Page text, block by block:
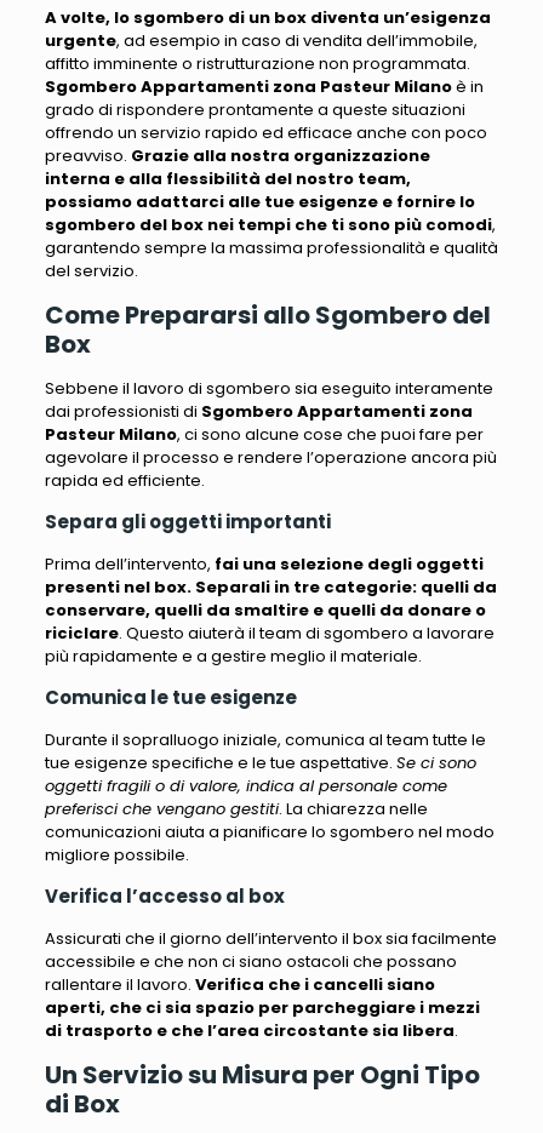
A volte, lo sgombero di un box diventa un’esigenza
urgente, ad esempio in caso di vendita dell’immobile,
affitto imminente o ristrutturazione non programmata.
Sgombero Appartamenti zona Pasteur Milanoè in
grado di rispondere prontamente a queste situazioni
offrendo un servizio rapido ed efficace anche con poco
preavviso. Grazie alla nostra organizzazione
interna e alla flessibilità del nostro team,
possiamo adattarci alle tue esigenze e fornire lo
sgombero del box nei tempi che ti sono più comodi,
garantendo sempre la massima professionalità e qualità
del servizio.
Come Prepararsi allo Sgombero del
Box
Sebbene il lavoro di sgombero sia eseguito interamente
dai professionisti di Sgombero Appartamenti zona
Pasteur Milano, ci sono alcune cose che puoi fare per
agevolare il processo e rendere l’operazione ancora più
rapida ed efficiente.
Separa gli oggetti importanti
Prima dell’intervento, fai una selezione degli oggetti
presenti nel box. Separali in tre categorie: quelli da
conservare, quelli da smaltire e quelli da donare o
riciclare. Questo aiuterà il team di sgombero a lavorare
più rapidamente e a gestire meglio il materiale.
Comunica le tue esigenze
Durante il sopralluogo iniziale, comunica al team tutte le
tue esigenze specifiche e le tue aspettative. Se ci sono
oggetti fragili o di valore, indica al personale come
preferisci che vengano gestiti. La chiarezza nelle
comunicazioni aiuta a pianificare lo sgombero nel modo
migliore possibile.
Verifica l’accesso al box
Assicurati che il giorno dell’intervento il box sia facilmente
accessibile e che non ci siano ostacoli che possano
rallentare il lavoro. Verifica che i cancelli siano
aperti, che ci sia spazio per parcheggiare i mezzi
di trasporto e che l’area circostante sia libera.
Un Servizio su Misura per Ogni Tipo
di Box